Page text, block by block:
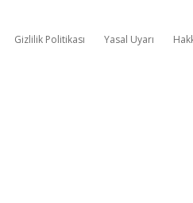
Gizlilik Politikası Yasal Uyarı